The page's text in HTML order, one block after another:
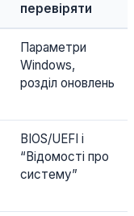
перевіряти
Параметри
Windows,
розділ оновлень
BIOS/UEFI і
“Відомості про
систему”